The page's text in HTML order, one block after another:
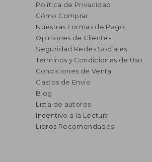
Política de Privacidad
Cómo Comprar
Nuestras Formas de Pago
Opiniones de Clientes
Seguridad Redes Sociales
Términos y Condiciones de Uso
Condiciones de Venta
Gastos de Envío
Blog
Lista de autores
Incentivo a la Lectura
Libros Recomendados